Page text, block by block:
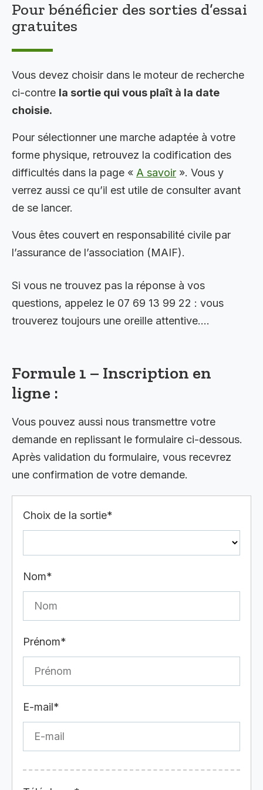
Pour bénéficier des sorties d’essai
gratuites
Vous devez choisir dans le moteur de recherche
ci-contre la sortie qui vous plaît à la date
choisie.
Pour sélectionner une marche adaptée à votre
forme physique, retrouvez la codification des
difficultés dans la page « A savoir ». Vous y
verrez aussi ce qu’il est utile de consulter avant
de se lancer.
Vous êtes couvert en responsabilité civile par
l’assurance de l’association (MAIF).
Si vous ne trouvez pas la réponse à vos
questions, appelez le 07 69 13 99 22 : vous
trouverez toujours une oreille attentive….
Formule 1 – Inscription en
ligne :
Vous pouvez aussi nous transmettre votre
demande en replissant le formulaire ci-dessous.
Après validation du formulaire, vous recevrez
une confirmation de votre demande.
Choix de la sortie*
Nom*
Prénom*
E-mail*